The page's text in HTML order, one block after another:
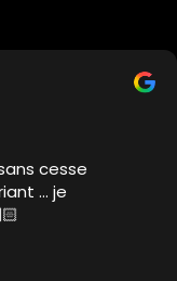
cesse
… je